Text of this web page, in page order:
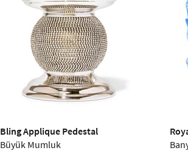
Bling Applique Pedestal
Büyük Mumluk